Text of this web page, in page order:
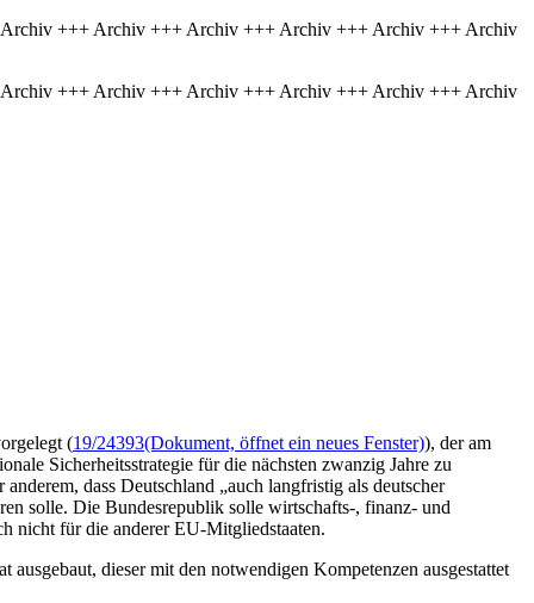
+++ Archiv +++ Archiv +++ Archiv +++ Archiv +++ Archiv
+++ Archiv +++ Archiv +++ Archiv +++ Archiv +++ Archiv
(19/24393(Dokument, öffnet ein neues Fenster)), der am
Sicherheitsstrategie für die nächsten zwanzig Jahre zu
dass Deutschland „auch langfristig als deutscher
solle. Die Bundesrepublik solle wirtschafts-, finanz- und
nicht für die anderer EU-Mitgliedstaaten.
dieser mit den notwendigen Kompetenzen ausgestattet